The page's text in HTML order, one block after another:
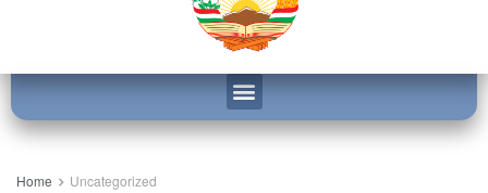
Home Uncategorized